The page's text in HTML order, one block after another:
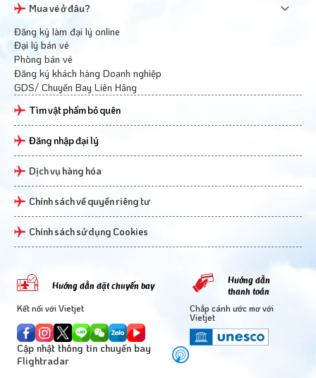
Mua vé ở đâu?
Đăng ký làm đại lý online
Đại lý bán vé
Phòng bán vé
Đăng ký khách hàng Doanh nghiệp
GDS/ Chuyến Bay Liên Hãng
Tìm vật phẩm bỏ quên
Đăng nhập đại lý
Dịch vụ hàng hóa
Chính sách về quyền riêng tư
Chính sách sử dụng Cookies
Hướng dẫn đặt chuyến bay
Hướng dẫn
thanh toán
Kết nối với Vietjet
Cập nhật thông tin chuyến bay
Flightradar
Chắp cánh ước mơ với
Vietjet